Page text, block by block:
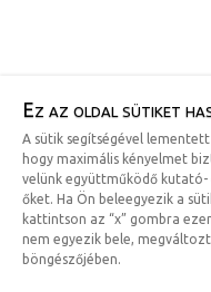
Ez az oldal sütiket
A sütik segítségével
hogy maximális kényelmet
velünk együttműködő kutató-
őket. Ha Ön beleegyezik a
kattintson az “x” gombra
nem egyezik bele,
böngészőjében.